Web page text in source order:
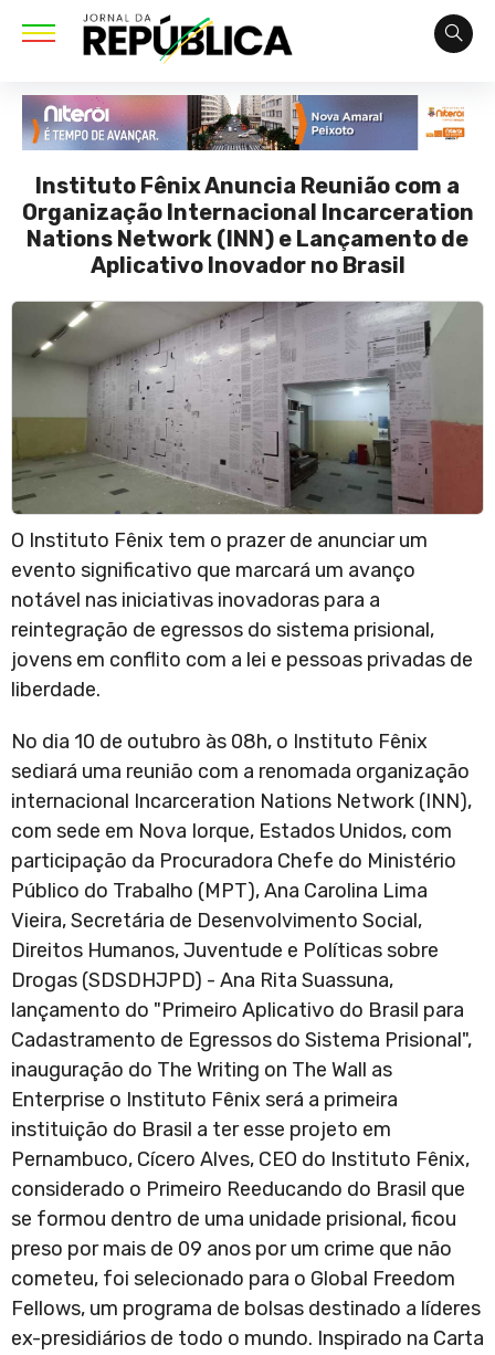
Instituto Fênix Anuncia Reunião com a
Organização Internacional Incarceration
Nations Network (INN) e Lançamento de
Aplicativo Inovador no Brasil
O Instituto Fênix tem o prazer de anunciar um
evento significativo que marcará um avanço
notável nas iniciativas inovadoras para a
reintegração de egressos do sistema prisional,
jovens em conflito com a lei e pessoas privadas de
liberdade.
No dia 10 de outubro às 08h, o Instituto Fênix
sediará uma reunião com a renomada organização
internacional Incarceration Nations Network (INN),
com sede em Nova Iorque, Estados Unidos, com
participação da Procuradora Chefe do Ministério
Público do Trabalho (MPT), Ana Carolina Lima
Vieira, Secretária de Desenvolvimento Social,
Direitos Humanos, Juventude e Políticas sobre
Drogas (SDSDHJPD) - Ana Rita Suassuna,
lançamento do "Primeiro Aplicativo do Brasil para
Cadastramento de Egressos do Sistema Prisional",
inauguração do The Writing on The Wall as
Enterprise o Instituto Fênix será a primeira
instituição do Brasil a ter esse projeto em
Pernambuco, Cícero Alves, CEO do Instituto Fênix,
considerado o Primeiro Reeducando do Brasil que
se formou dentro de uma unidade prisional, ficou
preso por mais de 09 anos por um crime que não
cometeu, foi selecionado para o Global Freedom
Fellows, um programa de bolsas destinado a líderes
ex-presidiários de todo o mundo. Inspirado na Carta